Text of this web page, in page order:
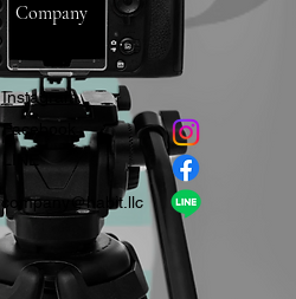
Company
Instagram
​Facebook
company＠habit.llc